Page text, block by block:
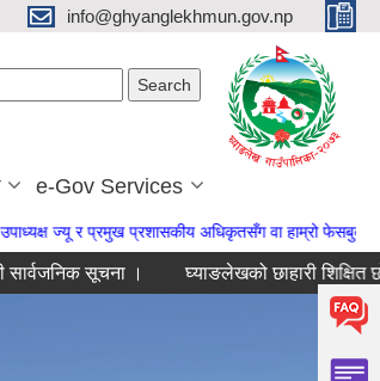
info@ghyanglekhmun.gov.np
e-Gov Services
प्रशासकीय अधिकृतसँग वा हाम्रो फेसबुक पेजमा राख्नु हुन
सूचना । घ्याङलेखको छाहारी शिक्षित छोरी